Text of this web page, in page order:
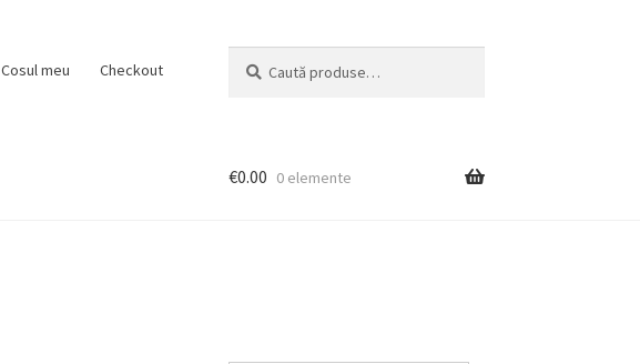
Cosul meu Checkout
după:
€0.00 0 elemente